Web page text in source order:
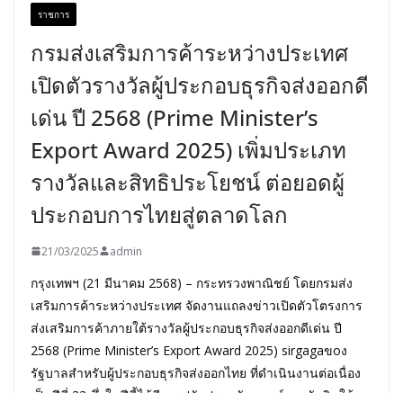
ราชการ
กรมส่งเสริมการค้าระหว่างประเทศ
เปิดตัวรางวัลผู้ประกอบธุรกิจส่งออกดี
เด่น ปี 2568 (Prime Minister’s
Export Award 2025) เพิ่มประเภท
รางวัลและสิทธิประโยชน์ ต่อยอดผู้
ประกอบการไทยสู่ตลาดโลก
21/03/2025 admin
กรุงเทพฯ (21 มีนาคม 2568) – กระทรวงพาณิชย์ โดยกรมส่ง
เสริมการค้าระหว่างประเทศ จัดงานแถลงข่าวเปิดตัวโตรงการ
ส่งเสริมการค้าภายใต้รางวัลผู้ประกอบธุรกิจส่งออกดีเด่น ปี
2568 (Prime Minister’s Export Award 2025) sirgagaขoง
รัฐบาลสำหรับผู้ประกอบธุรกิจส่งออกไทย ที่ดำเนินงานต่อเนื่อง